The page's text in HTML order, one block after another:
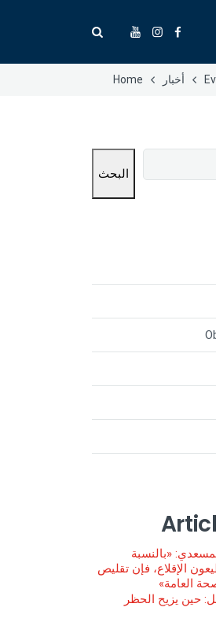
أخبار Home
البحث
«بالنسبة
الإقلاع، فإن تقليص
العامة»
حين يزيح الحظر